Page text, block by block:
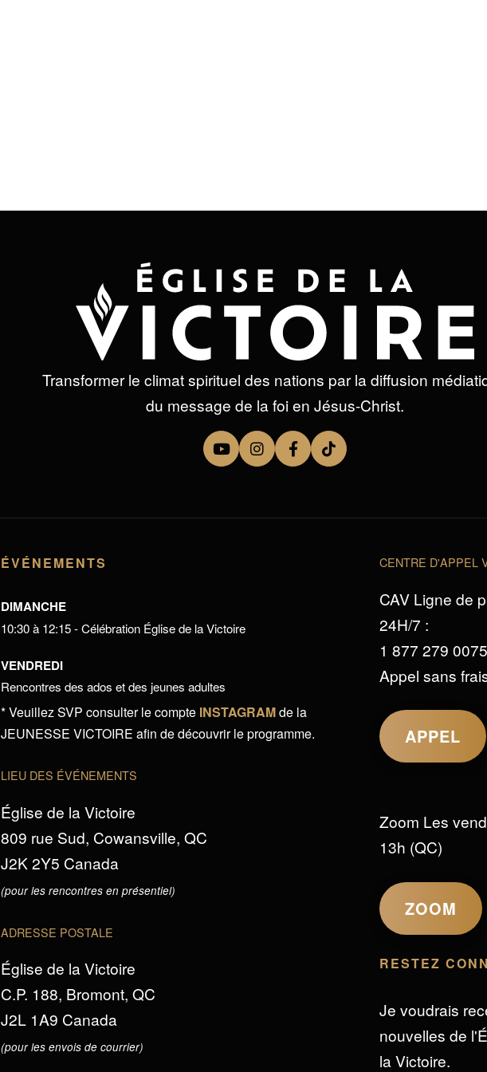
Transformer le climat spirituel des nations par la diffusion
du message de la foi en Jésus-Christ.
ÉVÉNEMENTS
DIMANCHE
10:30 à 12:15 - Célébration Église de la Victoire
VENDREDI
Rencontres des ados et des jeunes adultes
* Veuillez SVP consulter le compte INSTAGRAMde la
JEUNESSE VICTOIRE afin de découvrir le programme.
LIEU DES ÉVÉNEMENTS
Église de la Victoire
809 rue Sud, Cowansville, QC
J2K 2Y5 Canada
(pour les rencontres en présentiel)
ADRESSE POSTALE
Église de la Victoire
C.P. 188, Bromont, QC
J2L 1A9 Canada
(pour les envois de courrier)
CENTRE D'APPEL
CAV Ligne de
24H/7 :
1 877 279 0075
Appel sans
APPEL
Zoom Les
13h (QC)
ZOOM
RESTEZ
Je voudrais
nouvelles de
la Victoire.